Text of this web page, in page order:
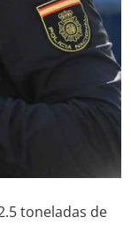
toneladas de